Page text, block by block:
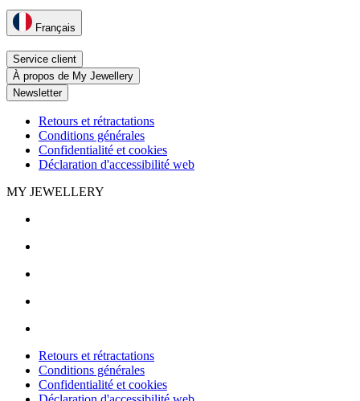
Français
Service client
À propos de My Jewellery
Newsletter
Retours et rétractations
Conditions générales
Confidentialité et cookies
Déclaration d'accessibilité web
MY JEWELLERY
Retours et rétractations
Conditions générales
Confidentialité et cookies